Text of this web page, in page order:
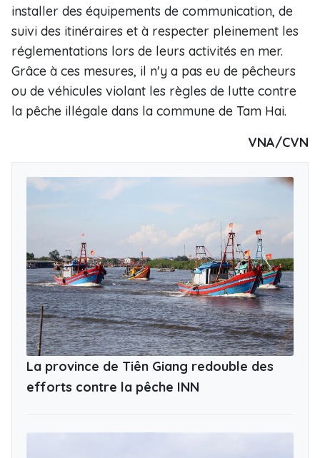
installer des équipements de communication, de
suivi des itinéraires et à respecter pleinement les
réglementations lors de leurs activités en mer.
Grâce à ces mesures, il n'y a pas eu de pêcheurs
ou de véhicules violant les règles de lutte contre
la pêche illégale dans la commune de Tam Hai.
VNA/CVN
La province de Tiên Giang redouble des
efforts contre la pêche INN